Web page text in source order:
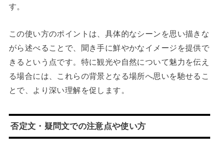
す。
この使い方のポイントは、具体的なシーンを思い描きな
がら述べることで、聞き手に鮮やかなイメージを提供で
きるという点です。特に観光や自然について魅力を伝え
る場合には、これらの背景となる場所へ思いを馳せるこ
とで、より深い理解を促します。
否定文・疑問文での注意点や使い方